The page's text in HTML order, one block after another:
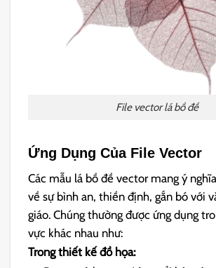
File vector lá bồ đề
Ứng Dụng Của File Vector
Các mẫu lá bồ đề vector mang ý
về sự bình an, thiền định, gắn bó với
giáo. Chúng thường được ứng dụng
vực khác nhau như:
Trong thiết kế đồ họa: